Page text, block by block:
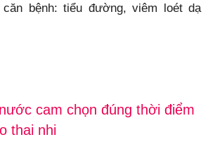
bệnh: tiểu đường, viêm loét dạ
cam chọn đúng thời điểm
thai nhi